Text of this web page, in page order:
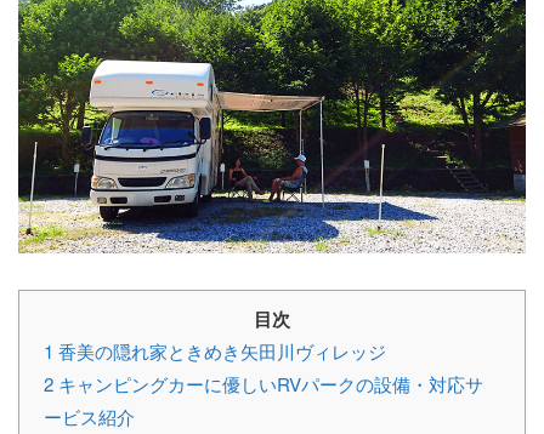
目次
1 香美の隠れ家ときめき矢田川ヴィレッジ
2 キャンピングカーに優しいRVパークの設備・対応サ
ービス紹介